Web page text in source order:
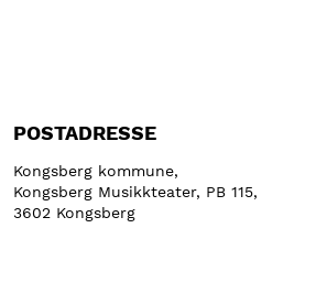
POSTADRESSE
Kongsberg kommune,
Kongsberg Musikkteater, PB 115,
3602 Kongsberg